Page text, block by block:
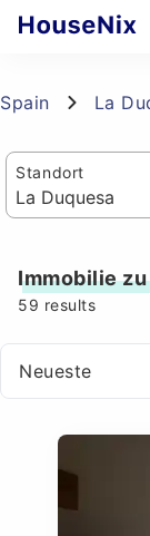
Spain La
Standort
Immobilie
59 results
Neueste